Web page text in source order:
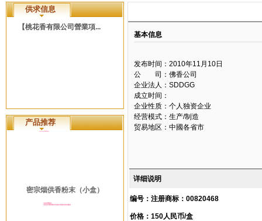
供求信息
【桃花香有限公司營業項...
产品推荐
密宗烟供香粉末（小盒）
基本信息
发布时间：2010年11月10日
公 司：佛香公司
企业法人：SDDGG
成立时间：
企业性质：个人独资企业
经营模式：生产/制造
贸易地区：中國各省市
详细说明
编号：注册商标：00820468
价格：150人民币/盒